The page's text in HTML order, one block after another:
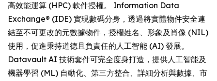
高效能運算 (HPC) 軟件授權。 Information Data
Exchange® (IDE) 實現數碼分身，透過將實體物件安全連
結至不可更改的元數據物件，授權姓名、形象及肖像 (NIL)
使用，促進秉持道德且負責任的人工智能 (AI) 發展。
Datavault AI 技術套件可完全度身打造，提供人工智能及
機器學習 (ML) 自動化、第三方整合、詳細分析與數據、市